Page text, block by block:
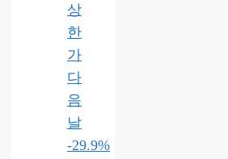
상
한
가
다
음
날
-29.9%